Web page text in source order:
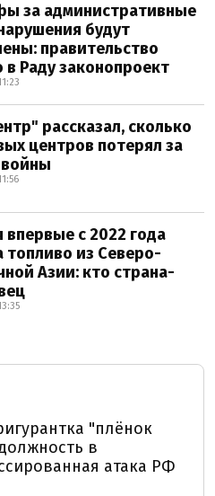
за административные
будут
правительство
в Раду законопроект
рассказал, сколько
центров потерял за
впервые с 2022 года
топливо из Северо-
Азии: кто страна-
"плёнок
в
атака РФ